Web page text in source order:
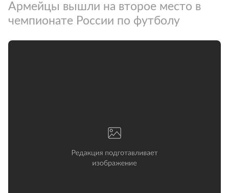
Армейцы вышли на второе место в
чемпионате России по футболу